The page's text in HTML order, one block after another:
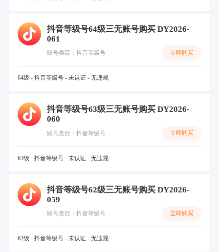
抖音等级号64级三无账号购买 DY2026-
061
账号类目：抖音等级号 立即购买
64级 - 抖音等级号 - 未认证 - 无违规
抖音等级号63级三无账号购买 DY2026-
060
账号类目：抖音等级号 立即购买
63级 - 抖音等级号 - 未认证 - 无违规
抖音等级号62级三无账号购买 DY2026-
059
账号类目：抖音等级号 立即购买
62级 - 抖音等级号 - 未认证 - 无违规